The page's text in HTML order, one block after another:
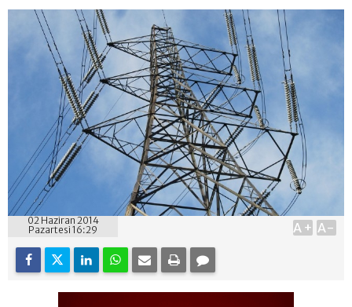
02 Haziran 2014
Pazartesi 16:29
A+ A-